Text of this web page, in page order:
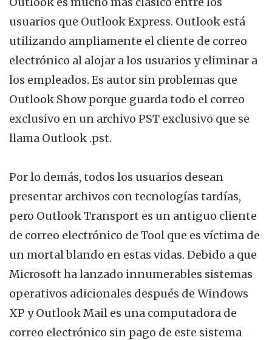
usuarios que Outlook Express. Outlook está
utilizando ampliamente el cliente de correo
electrónico al alojar a los usuarios y eliminar a
los empleados. Es autor sin problemas que
Outlook Show porque guarda todo el correo
exclusivo en un archivo PST exclusivo que se
llama Outlook .pst.
Por lo demás, todos los usuarios desean
presentar archivos con tecnologías tardías,
pero Outlook Transport es un antiguo cliente
de correo electrónico de Tool que es víctima de
un mortal blando en estas vidas. Debido a que
Microsoft ha lanzado innumerables sistemas
operativos adicionales después de Windows
XP y Outlook Mail es una computadora de
correo electrónico sin pago de este sistema